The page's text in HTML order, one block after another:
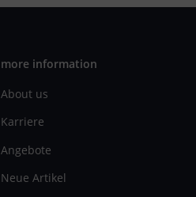
more information
About us
Karriere
Angebote
Neue Artikel